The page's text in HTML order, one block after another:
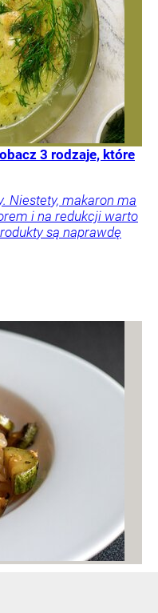
3 rodzaje, które
Niestety, makaron ma
i na redukcji warto
są naprawdę